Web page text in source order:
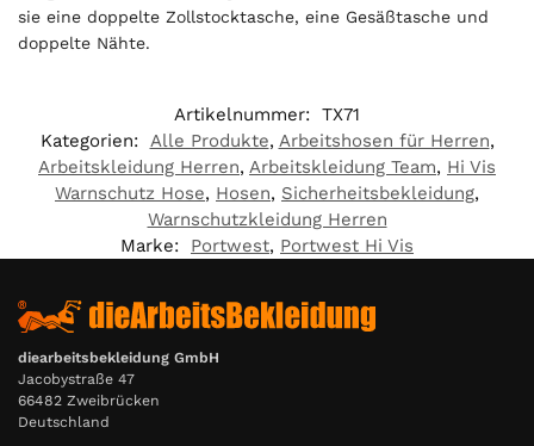
sie eine doppelte Zollstocktasche, eine Gesäßtasche und
doppelte Nähte.
Artikelnummer: TX71
Kategorien: Alle Produkte, Arbeitshosen für Herren,
Arbeitskleidung Herren, Arbeitskleidung Team, Hi Vis
Warnschutz Hose, Hosen, Sicherheitsbekleidung,
Warnschutzkleidung Herren
Marke:
Portwest, Portwest Hi Vis
diearbeitsbekleidung GmbH
Jacobystraße 47
66482 Zweibrücken
Deutschland